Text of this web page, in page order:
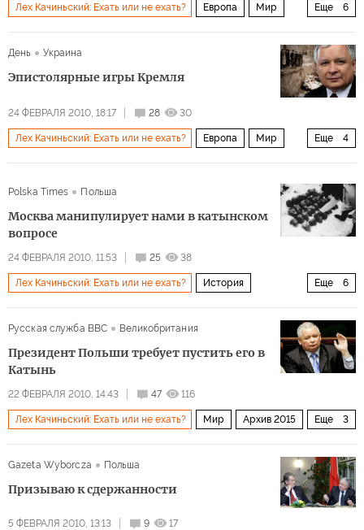
Еще 6
Лех Качиньский: Ехать или не ехать? Европа Мир
Политика
День Украина
Эпистолярные игры Кремля
24 ФЕВРАЛЯ 2010, 18:17 28 30
Еще 4
Лех Качиньский: Ехать или не ехать? Европа Мир
Polska Times Польша
Москва манипулирует нами в катынском
вопросе
24 ФЕВРАЛЯ 2010, 11:53 25 38
Еще 6
Лех Качиньский: Ехать или не ехать? История
Катынь: Политика и история
Русская служба BBC Великобритания
Президент Польши требует пустить его в
Катынь
22 ФЕВРАЛЯ 2010, 14:43 47 116
Еще 3
Лех Качиньский: Ехать или не ехать? Мир Архив 2015
Gazeta Wyborcza
Польша
Призываю к сдержанности
5 ФЕВРАЛЯ 2010, 13:13 9 17